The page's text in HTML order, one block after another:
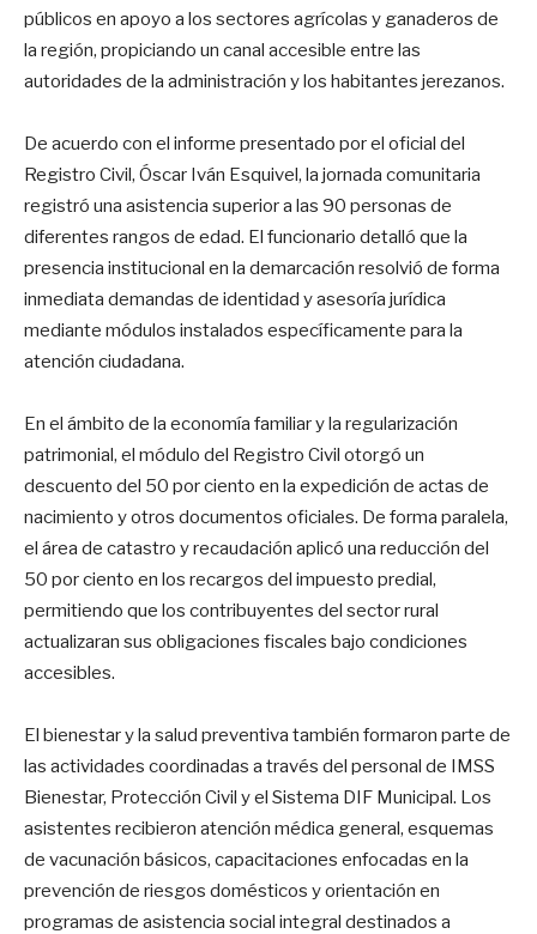
públicos en apoyo a los sectores agrícolas y ganaderos de
la región, propiciando un canal accesible entre las
autoridades de la administración y los habitantes jerezanos.
De acuerdo con el informe presentado por el oficial del
Registro Civil, Óscar Iván Esquivel, la jornada comunitaria
registró una asistencia superior a las 90 personas de
diferentes rangos de edad. El funcionario detalló que la
presencia institucional en la demarcación resolvió de forma
inmediata demandas de identidad y asesoría jurídica
mediante módulos instalados específicamente para la
atención ciudadana.
En el ámbito de la economía familiar y la regularización
patrimonial, el módulo del Registro Civil otorgó un
descuento del 50 por ciento en la expedición de actas de
nacimiento y otros documentos oficiales. De forma paralela,
el área de catastro y recaudación aplicó una reducción del
50 por ciento en los recargos del impuesto predial,
permitiendo que los contribuyentes del sector rural
actualizaran sus obligaciones fiscales bajo condiciones
accesibles.
El bienestar y la salud preventiva también formaron parte de
las actividades coordinadas a través del personal de IMSS
Bienestar, Protección Civil y el Sistema DIF Municipal. Los
asistentes recibieron atención médica general, esquemas
de vacunación básicos, capacitaciones enfocadas en la
prevención de riesgos domésticos y orientación en
programas de asistencia social integral destinados a